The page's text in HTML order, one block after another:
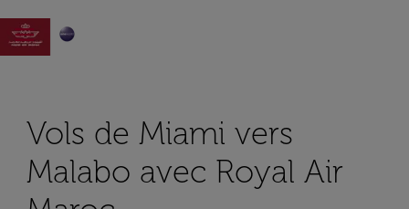

Vols de Miami vers
Malabo avec Royal Air